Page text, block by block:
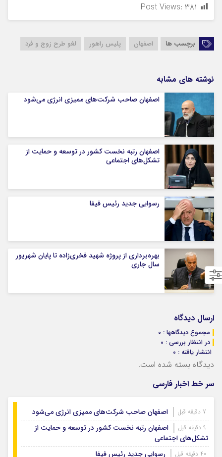
Post Views: ۳۸۱
برچسب ها اصفهان پلیس راهور لغو طرح زوج و فرد
نوشته های مشابه
اصفهان صاحب شرکت‌های ممیزی انرژی می‌شود
اصفهان رتبه نخست کشور در توسعه و حمایت از
تشکل‌های اجتماعی
رسوایی جدید رئیس فیفا
بهره‌برداری از پروژه شهید فخری‌زاده تا پایان شهریور
سال جاری
ارسال دیدگاه
مجموع دیدگاهها : 0
در انتظار بررسی : 0
انتشار یافته : ۰
دیدگاه بسته شده است.
سر خط اخبار فارسی
اصفهان صاحب شرکت‌های ممیزی انرژی می‌شود
اصفهان رتبه نخست کشور در توسعه و حمایت از
تشکل‌های اجتماعی
رسوایی جدید رئیس فیفا